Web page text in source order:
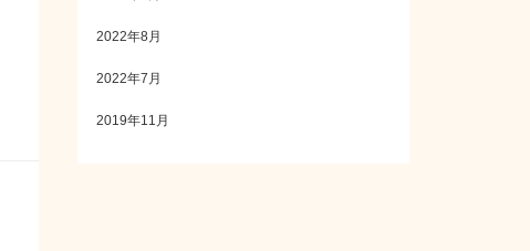
2022年8月
2022年7月
2019年11月